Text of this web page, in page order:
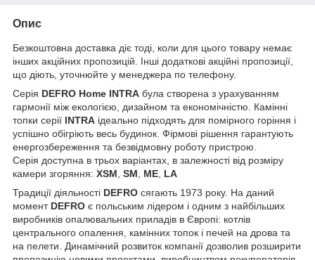
Опис
Безкоштовна доставка діє тоді, коли для цього товару немає
інших акційних пропозицій. Інші додаткові акційні пропозиції,
що діють, уточнюйте у менеджера по телефону.
Серія DEFRO Home INTRA була створена з урахуванням
гармонії між екологією, дизайном та економічністю. Камінні
топки серії INTRA ідеально підходять для помірного горіння і
успішно обігріють весь будинок. Фірмові рішення гарантують
енергозбереження та безвідмовну роботу пристрою.
Серія доступна в трьох варіантах, в залежності від розміру
камери згоряння: XSM SM ME LA
Традиції діяльності DEFRO сягають 1973 року. На даний
момент DEFRO є польським лідером і одним з найбільших
виробників опалювальних приладів в Європі: котлів
центрального опалення, камінних топок і печей на дрова та
на пелети. Динамічний розвиток компанії дозволив розширити